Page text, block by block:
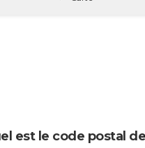
est le code postal